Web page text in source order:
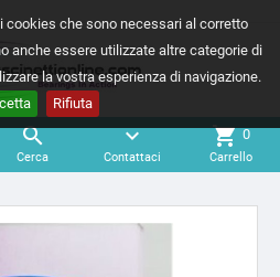
cookies che sono necessari al corretto
anche essere utilizzate altre categorie di
la vostra esperienza di navigazione.
Rifiuta

Cerca
expand_more
Contattaci
shopping_cart 0
Carrello